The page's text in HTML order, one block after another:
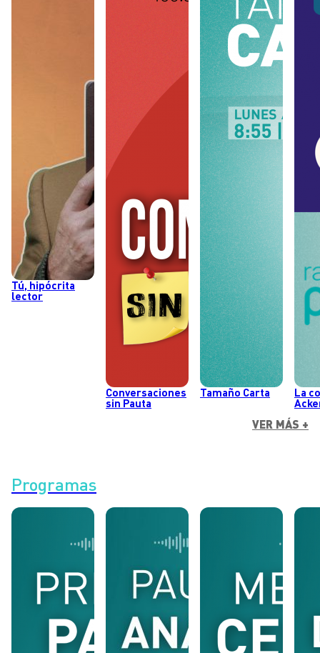
Tú, hipócrita
lector
Conversaciones
sin Pauta
Tamaño Carta
La
VER MÁS +
Programas